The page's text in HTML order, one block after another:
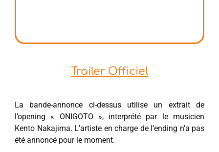
Trailer Officiel
La bande-annonce ci-dessus utilise un extrait de
l’opening « ONIGOTO », interprété par le musicien
Kento Nakajima. L’artiste en charge de l’ending n’a pas
été annoncé pour le moment.